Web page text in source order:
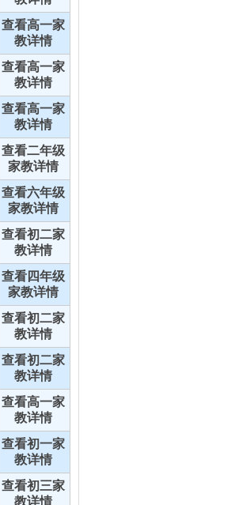
查看高一家
教详情
查看高一家
教详情
查看高一家
教详情
查看二年级
家教详情
查看六年级
家教详情
查看初二家
教详情
查看四年级
家教详情
查看初二家
教详情
查看初二家
教详情
查看高一家
教详情
查看初一家
教详情
查看初三家
教详情